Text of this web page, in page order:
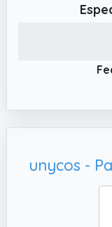
✔️ {Apertura
acciona con
botón
rápida y
✔️ {Campana
envolvente
rostro, el
visibilidad.